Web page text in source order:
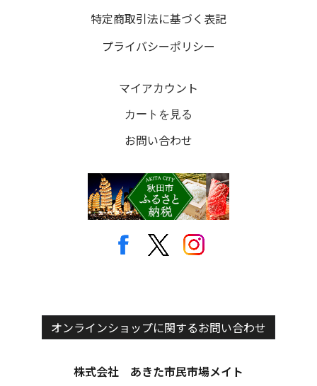
特定商取引法に基づく表記
プライバシーポリシー
マイアカウント
カートを見る
お問い合わせ
オンラインショップに関するお問い合わせ
株式会社 あきた市民市場メイト